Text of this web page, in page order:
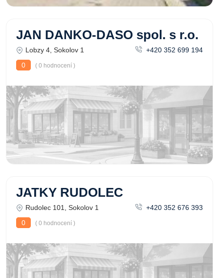
JAN DANKO-DASO spol. s r.o.
Lobzy 4, Sokolov 1
+420 352 699 194
0
( 0 hodnocení )
JATKY RUDOLEC
Rudolec 101, Sokolov 1
+420 352 676 393
0
( 0 hodnocení )